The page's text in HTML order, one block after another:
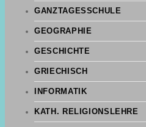
GANZTAGESSCHULE
GEOGRAPHIE
GESCHICHTE
GRIECHISCH
INFORMATIK
KATH. RELIGIONSLEHRE